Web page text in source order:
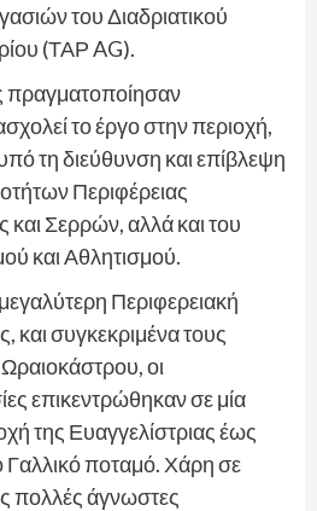
του Διαδριατικού
(ΤΑΡ AG).
πραγματοποίησαν
το έργο στην περιοχή,
τη διεύθυνση και επίβλεψη
Περιφέρειας
και Σερρών, αλλά και του
και Αθλητισμού.
Περιφερειακή
και συγκεκριμένα τους
οι
επικεντρώθηκαν σε μία
της Ευαγγελίστριας έως
Γαλλικό ποταμό. Χάρη σε
πολλές άγνωστες